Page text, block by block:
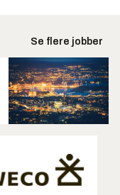
Se flere jobber